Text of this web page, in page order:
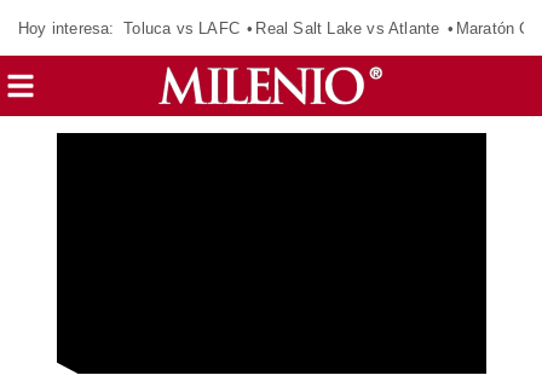
Hoy interesa: Toluca vs LAFC Real Salt Lake vs Atlante Maratón